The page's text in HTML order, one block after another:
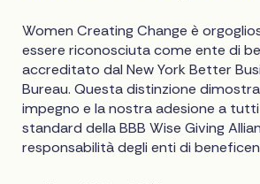
Women Creating Change è
essere riconosciuta come ente di
accreditato dal New York Better
Bureau. Questa distinzione
impegno e la nostra adesione a tutti
standard della BBB Wise Giving
responsabilità degli enti di